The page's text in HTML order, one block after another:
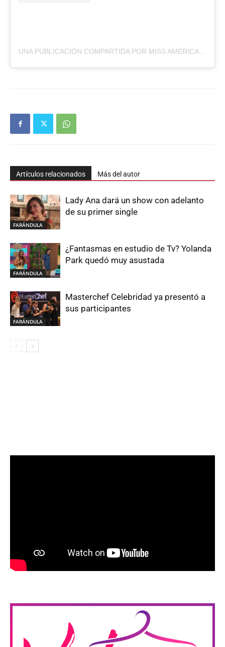
UNA PUBLICACIÓN COMPARTIDA POR MISS AMERICANA PARAGUAY (@MISSAMERICANAPY)
Artículos relacionados Más del autor
FARÁNDULA
Lady Ana dará un show con adelanto
de su primer single
FARÁNDULA
¿Fantasmas en estudio de Tv? Yolanda
Park quedó muy asustada
FARÁNDULA
Masterchef Celebridad ya presentó a
sus participantes